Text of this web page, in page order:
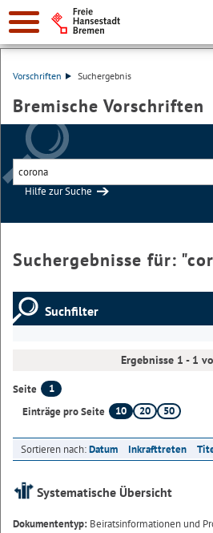
Vorschriften Suchergebnis
Bremische Vorschriften
Hilfe zur Suche
Suchergebnisse für: "
Suchfilter
Ergebnisse 1 - 1
Seite
1
Einträge pro Seite
10 20 50
Sortieren nach:Datum Inkrafttreten
Systematische Übersicht
Dokumententyp: Beiratsinformationen und